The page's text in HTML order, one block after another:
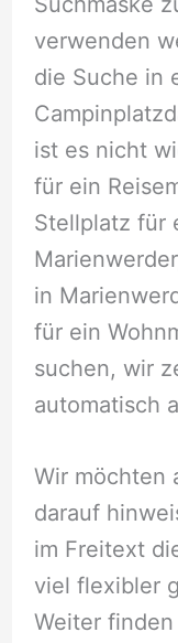
verwenden
die Suche in
ist es nicht
für ein
Stellplatz für
in
für ein
suchen, wir
automatisch
Wir möchten
darauf
im Freitext
viel flexibler
Weiter